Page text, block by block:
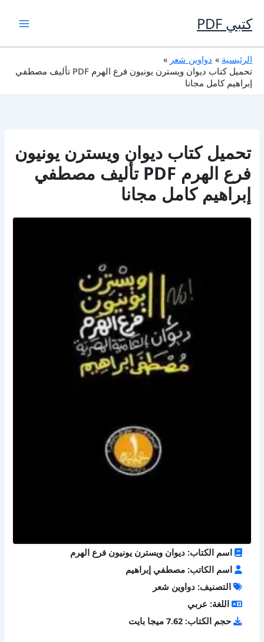
إلى
المحتوى
كتبي PDF
الرئيسية
دواوين شعر
تحميل كتاب ديوان ويسترن يونيون فرع الهرم PDF تأليف مصطفي
إبراهيم كامل مجانا
تحميل كتاب ديوان ويسترن يونيون
فرع الهرم PDF تأليف مصطفي
إبراهيم كامل مجانا
اسم الكتاب: ديوان ويسترن يونيون فرع الهرم
اسم الكاتب: مصطفي إبراهيم
التصنيف: دواوين شعر
اللغة: عربي
حجم الكتاب: 7.62 ميجا بايت